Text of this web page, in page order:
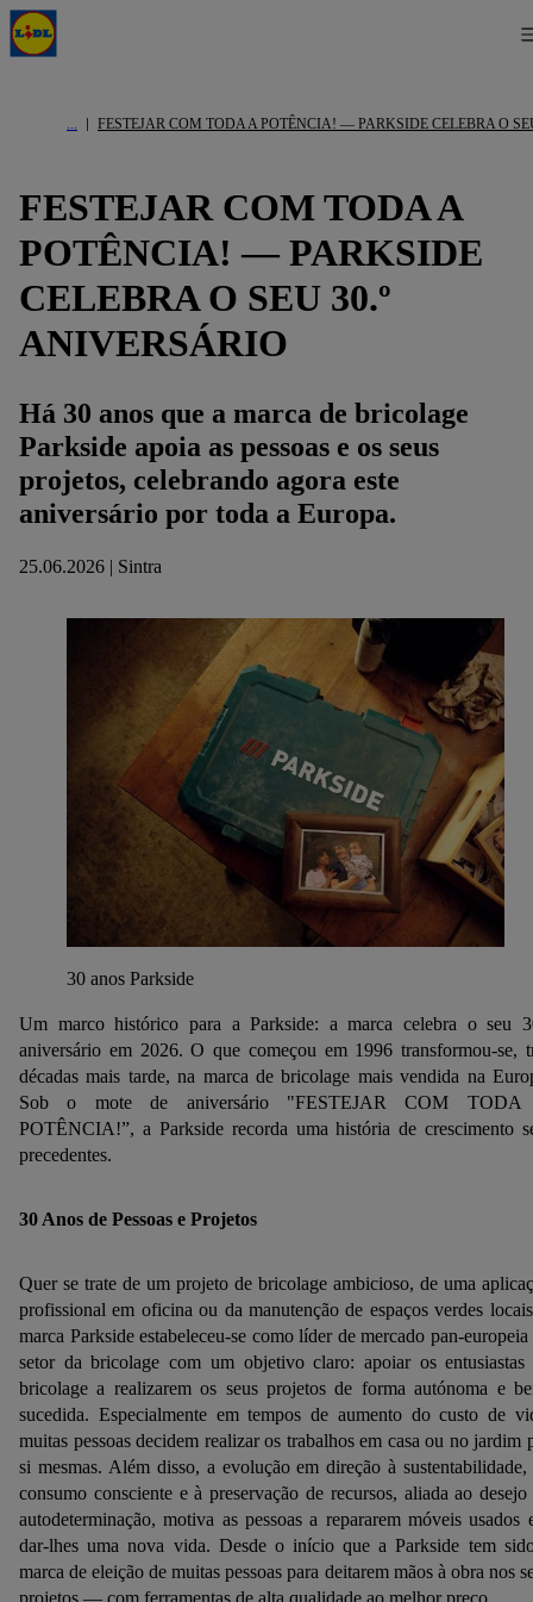
FESTEJAR COM TODA A POTÊNCIA! — PARKSIDE CELEBRA O
FESTEJAR COM TODA A
POTÊNCIA! — PARKSIDE
CELEBRA O SEU 30.º
ANIVERSÁRIO
Há 30 anos que a marca de bricolage
Parkside apoia as pessoas e os seus
projetos, celebrando agora este
aniversário por toda a Europa.
25.06.2026 | Sintra
30 anos Parkside
Um marco histórico para a Parkside: a marca celebra o seu
aniversário em 2026. O que começou em 1996 transformou-se,
décadas mais tarde, na marca de bricolage mais vendida na
Sob o mote de aniversário "FESTEJAR COM
POTÊNCIA!”, a Parkside recorda uma história de crescimento
precedentes.
30 Anos de Pessoas e Projetos
Quer se trate de um projeto de bricolage ambicioso, de uma
profissional em oficina ou da manutenção de espaços verdes
marca Parkside estabeleceu-se como líder de mercado pan-europeia
setor da bricolage com um objetivo claro: apoiar os entusiastas
bricolage a realizarem os seus projetos de forma autónoma e
sucedida. Especialmente em tempos de aumento do custo de
muitas pessoas decidem realizar os trabalhos em casa ou no jardim
si mesmas. Além disso, a evolução em direção à sustentabilidade,
consumo consciente e à preservação de recursos, aliada ao desejo
autodeterminação, motiva as pessoas a repararem móveis usados
dar-lhes uma nova vida. Desde o início que a Parkside tem
marca de eleição de muitas pessoas para deitarem mãos à obra nos
projetos — com ferramentas de alta qualidade ao melhor preço.